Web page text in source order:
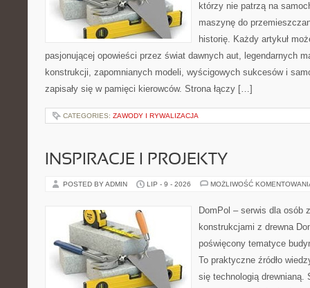
którzy nie patrzą na
maszynę do
historię. Każdy artykuł
pasjonującej opowieści przez świat dawnych aut, legendarnych
konstrukcji, zapomnianych modeli, wyścigowych sukcesów i
zapisały się w pamięci kierowców. Strona łączy […]
CATEGORIES: ZAWODY I RYWALIZACJA
INSPIRACJE I PROJEKTY
POSTED BY ADMIN LIP - 9 - 2026 MOŻLIWOŚĆ
DomPol – serwis dla osób
konstrukcjami z drewna
poświęcony tematyce
To praktyczne źródło
się technologią drewnianą.